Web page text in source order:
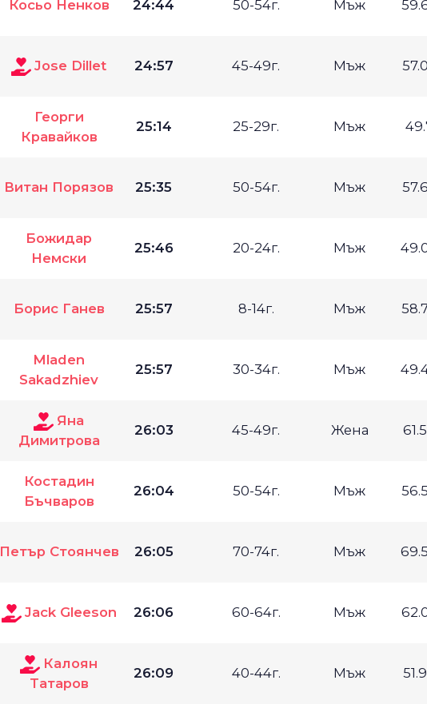
Косьо Ненков 24:44 50-54г. Мъж
Jose Dillet 24:57 45-49г. Мъж
Георги
Кравайков
25:14 25-29г. Мъж
Витан Порязов 25:35 50-54г. Мъж
Божидар
Немски
25:46 20-24г. Мъж
Борис Ганев 25:57 8-14г. Мъж
Mladen
Sakadzhiev
25:57 30-34г. Мъж
Яна
Димитрова
26:03 45-49г. Жена
Костадин
Бъчваров
26:04 50-54г. Мъж
Петър Стоянчев 26:05 70-74г. Мъж
Jack Gleeson 26:06 60-64г. Мъж
Калоян
Татаров
26:09 40-44г. Мъж